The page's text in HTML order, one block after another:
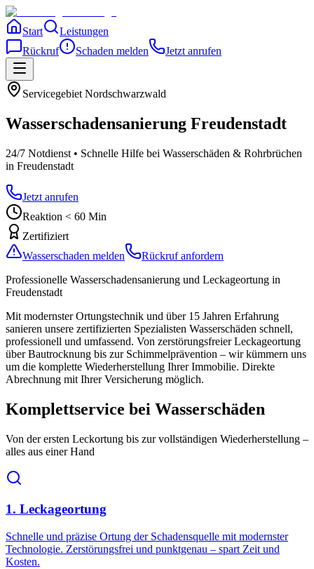
Start
Leistungen
Rückruf
Schaden melden Jetzt anrufen
Servicegebiet Nordschwarzwald
Wasserschadensanierung Freudenstadt
24/7 Notdienst • Schnelle Hilfe bei Wasserschäden & Rohrbrüchen
in Freudenstadt
Jetzt anrufen
Reaktion < 60 Min
Zertifiziert
Wasserschaden melden
Rückruf anfordern
Professionelle Wasserschadensanierung und Leckageortung in
Freudenstadt
Mit modernster Ortungstechnik und über 15 Jahren Erfahrung
sanieren unsere zertifizierten Spezialisten Wasserschäden schnell,
professionell und umfassend. Von zerstörungsfreier Leckageortung
über Bautrocknung bis zur Schimmelprävention – wir kümmern uns
um die komplette Wiederherstellung Ihrer Immobilie. Direkte
Abrechnung mit Ihrer Versicherung möglich.
Komplettservice bei Wasserschäden
Von der ersten Leckortung bis zur vollständigen Wiederherstellung –
alles aus einer Hand
1. Leckageortung
Schnelle und präzise Ortung der Schadensquelle mit modernster
Technologie. Zerstörungsfrei und punktgenau – spart Zeit und
Kosten.